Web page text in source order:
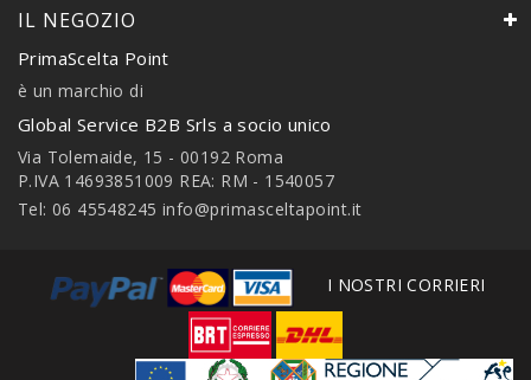
IL NEGOZIO
PrimaScelta Point
è un marchio di
Global Service B2B Srls a socio unico
Via Tolemaide, 15 - 00192 Roma
P.IVA 14693851009 REA: RM - 1540057
Tel: 06 45548245 info@primasceltapoint.it
I NOSTRI CORRIERI